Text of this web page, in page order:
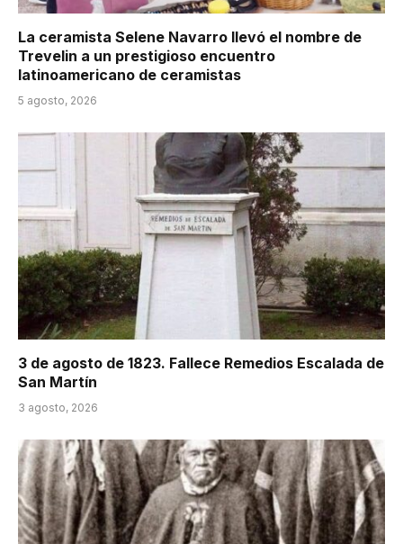
La ceramista Selene Navarro llevó el nombre de
Trevelin a un prestigioso encuentro
latinoamericano de ceramistas
5 agosto, 2026
3 de agosto de 1823. Fallece Remedios Escalada de
San Martín
3 agosto, 2026